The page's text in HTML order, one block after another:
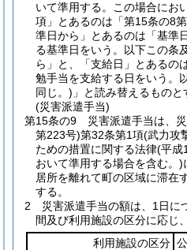
いて準用する。
この場合にお
項」とあるのは「第15条の8第
準日から」とあるのは「基準
る基準日をいう。以下この条
ら」と、「支給日」とあるの
勉手当を支給する日をいう。
同じ。) 」と読み替えるものと
(災害派遣手当)
第15条の9
災害派遣手当は、
第223号)第32条第1項(武力攻
ための措置に関する法律(平成
おいて準用する場合を含む。)
居所を離れて町の区域に滞在
する。
2
災害派遣手当の額は、1日に
間及び利用施設の区分に応じ、
利用施設の区分